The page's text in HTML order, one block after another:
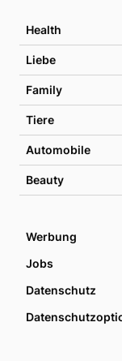
Health
Liebe
Family
Tiere
Automobile
Beauty
Werbung
Jobs
Datenschutz